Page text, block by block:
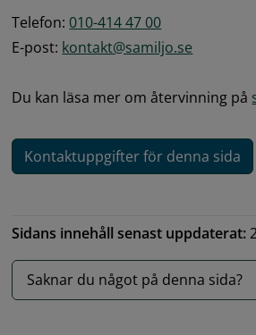
Telefon: 010-414 47 00
E-post: kontakt@samiljo.se
Du kan läsa mer om återvinning på
Kontaktuppgifter för denna sida
Sidans innehåll senast uppdaterat:
Saknar du något på denna sida?